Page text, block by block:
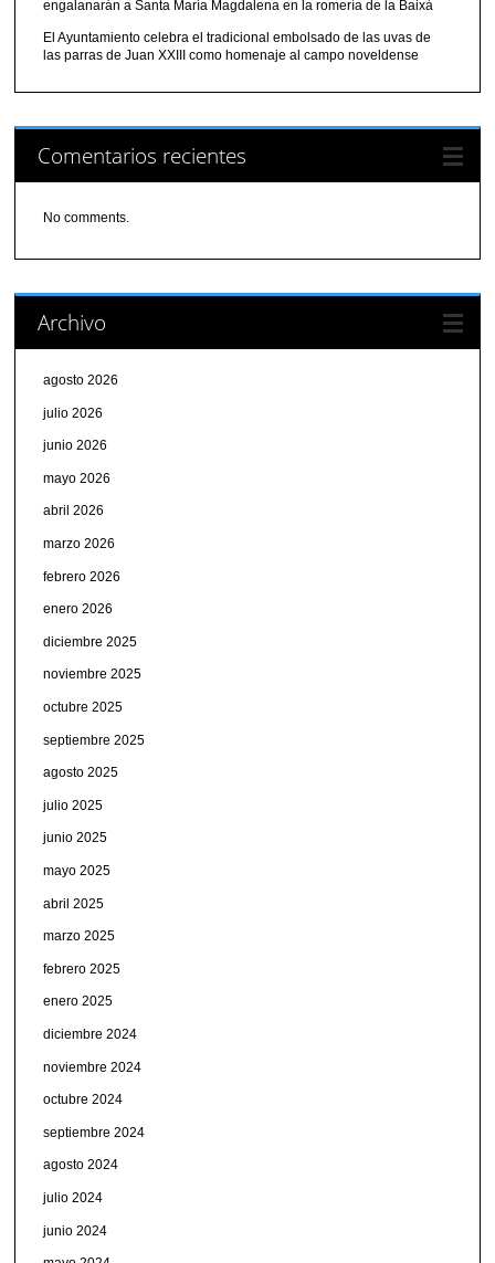
engalanarán a Santa María Magdalena en la romería de la Baixà
El Ayuntamiento celebra el tradicional embolsado de las uvas de
las parras de Juan XXIII como homenaje al campo noveldense
Comentarios recientes
No comments.
Archivo
agosto 2026
julio 2026
junio 2026
mayo 2026
abril 2026
marzo 2026
febrero 2026
enero 2026
diciembre 2025
noviembre 2025
octubre 2025
septiembre 2025
agosto 2025
julio 2025
junio 2025
mayo 2025
abril 2025
marzo 2025
febrero 2025
enero 2025
diciembre 2024
noviembre 2024
octubre 2024
septiembre 2024
agosto 2024
julio 2024
junio 2024